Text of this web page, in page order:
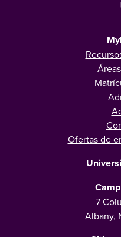
Ofertas de
7
Albany,